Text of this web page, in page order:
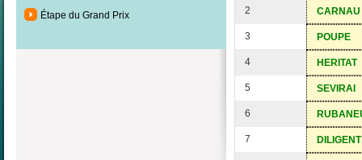
Étape du Grand Prix
2 CARNAU
3 POUPE
4 HERITAT
5 SEVIRAI
6
7 DILIGENT